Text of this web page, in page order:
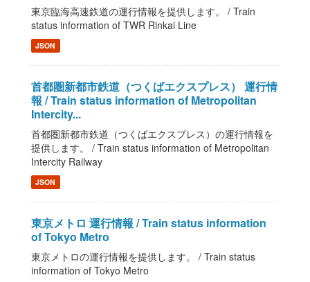
東京臨海高速鉄道の運行情報を提供します。 / Train
status information of TWR Rinkai Line
JSON
首都圏新都市鉄道（つくばエクスプレス） 運行情
報 / Train status information of Metropolitan
Intercity...
首都圏新都市鉄道（つくばエクスプレス）の運行情報を
提供します。 / Train status information of Metropolitan
Intercity Railway
JSON
東京メトロ 運行情報 / Train status information
of Tokyo Metro
東京メトロの運行情報を提供します。 / Train status
information of Tokyo Metro